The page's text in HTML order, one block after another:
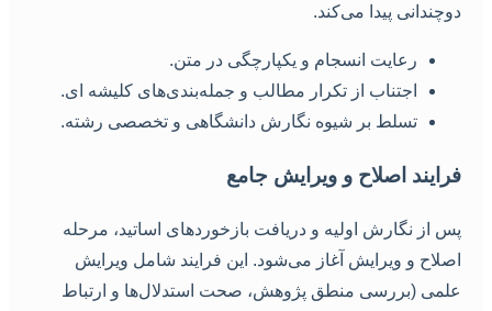
دوچندانی پیدا می‌کند.
رعایت انسجام و یکپارچگی در متن.
اجتناب از تکرار مطالب و جمله‌بندی‌های کلیشه ای.
تسلط بر شیوه نگارش دانشگاهی و تخصصی رشته.
فرایند اصلاح و ویرایش جامع
پس از نگارش اولیه و دریافت بازخوردهای اساتید، مرحله
اصلاح و ویرایش آغاز می‌شود. این فرایند شامل ویرایش
علمی (بررسی منطق پژوهش، صحت استدلال‌ها و ارتباط